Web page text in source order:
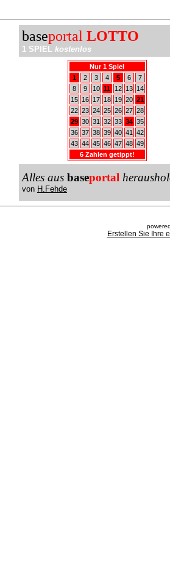
baseportal LOTTO
1 SPIEL kostenlos
Nur 1 Spiel
1
2 3 4 5 6
7
8
9 10 11 12 13
14
15
16 17 18 19 20 21
22 23 24 25 26 27 28
29 30 31 32 33 34 35
36 37 38 39 40 41
42
43 44 45 46 47 48 49
6 Zahlen getippt!
Alles aus baseportal
von H.Fehde
Erstellen Sie Ihre